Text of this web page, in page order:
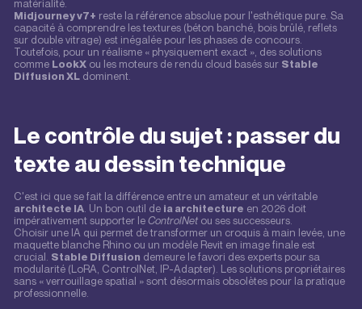
matérialité.
Midjourney v7+ reste la référence absolue pour l'esthétique pure. Sa
capacité à comprendre les textures (béton banché, bois brûlé, reflets
sur double vitrage) est inégalée pour les phases de concours.
Toutefois, pour un réalisme « physiquement exact », des solutions
comme LookX ou les moteurs de rendu cloud basés sur Stable
Diffusion XL dominent.
Le contrôle du sujet : passer du
texte au dessin technique
C'est ici que se fait la différence entre un amateur et un véritable
architecte IA . Un bon outil de ia architecture en 2026 doit
impérativement supporter leControlNet ou ses successeurs.
Choisir une IA qui permet de transformer un croquis à main levée, une
maquette blanche Rhino ou un modèle Revit en image finale est
crucial. Stable Diffusion demeure le favori des experts pour sa
modularité (LoRA, ControlNet, IP-Adapter). Les solutions propriétaires
sans « verrouillage spatial » sont désormais obsolètes pour la pratique
professionnelle.